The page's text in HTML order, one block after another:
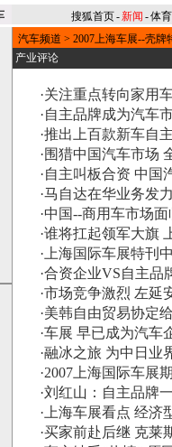
搜狐首页-新闻 -体育
汽车频道 > 2007上海车展--壳牌
产业评论
·关注重点转向家用
·自主品牌成为汽车
·推出上百款新车自
·围猎中国汽车市场
·自主叫板合资 中国
·马自达在华业务发
·中国--商用车市场
·谁将扛起领军大旗
· 上海国际车展特刊
·合资企业VS自主品
·市场竞争激烈 左延
·美韩自由贸易协定
·车展 早已成为汽车
·融冰之旅 为中日业
·2007上海国际车展
·刘红山：自主品牌
· 上海车展看点 经济
·买家前赴后继 克莱